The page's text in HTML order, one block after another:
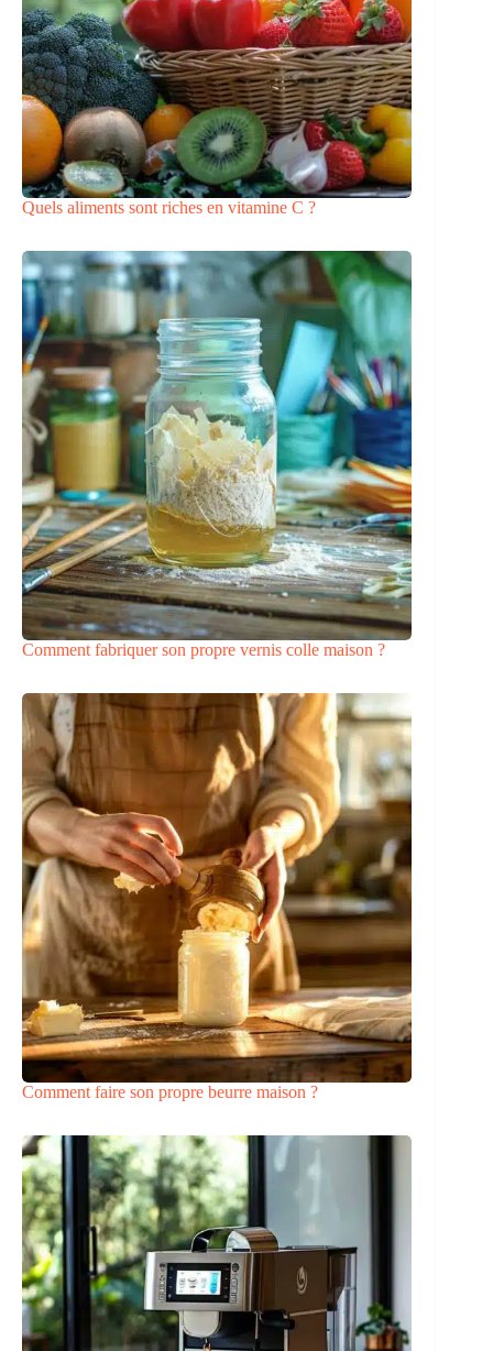
Quels aliments sont riches en vitamine C ?
Comment fabriquer son propre vernis colle maison ?
Comment faire son propre beurre maison ?